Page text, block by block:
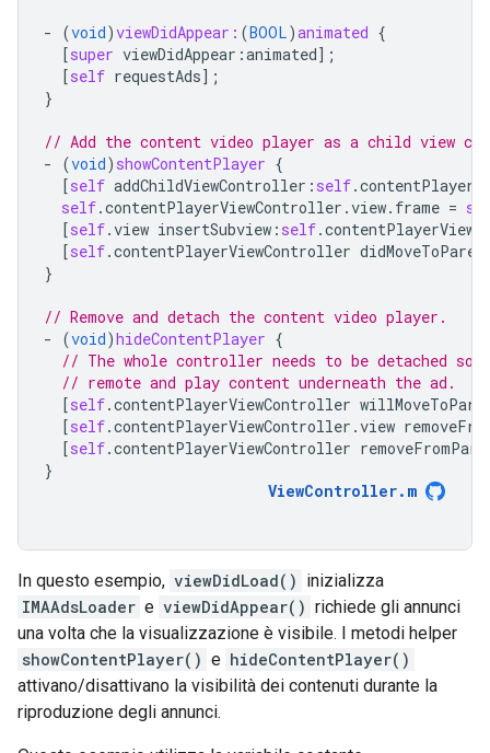
- (void)viewDidAppear: (BOOL)animated {
[super viewDidAppear :animated];
[self requestAds];
}
// Add the content video player as a child view
-
(void) showContentPlayer {
[self addChildViewController : self.
self.contentPlayerViewController .view. frame =
[self.view insertSubview : self.
[self.contentPlayerViewController
}
// Remove and detach the content video player.
-
(void)hideContentPlayer {
// The whole controller needs to be detached
// remote and play content underneath the ad.
[self.contentPlayerViewController
[self.contentPlayerViewController .view
[self.contentPlayerViewController
}
ViewController. m
In questo esempio, viewDidLoad() inizializza
IMAAdsLoader e viewDidAppear() richiede gli annunci
una volta che la visualizzazione è visibile. I metodi helper
showContentPlayer() e hideContentPlayer()
attivano/disattivano la visibilità dei contenuti durante la
riproduzione degli annunci.